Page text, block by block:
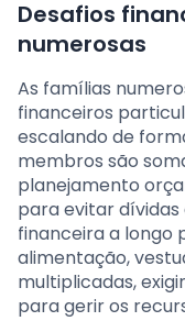
Desafios
numerosas
As famílias
financeiros
escalando de
membros são
planejamento
para evitar
financeira a longo
alimentação,
multiplicadas,
para gerir os